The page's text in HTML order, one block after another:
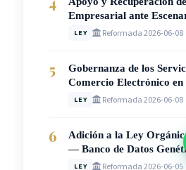
Empresarial ante
Vulnerabilidad en Costa
LEY Reformada 2026-06-08
5
Gobernanza de los
Comercio Electrónico en
10946)
LEY Reformada 2026-06-08
6
Adición a la Ley
— Banco de Datos
Condenadas por Delitos
LEY Reformada 2026-06-05